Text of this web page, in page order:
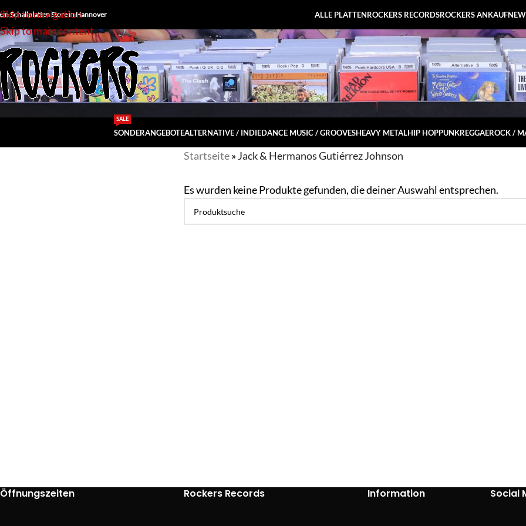
Skip to navigation
Skip to main content
Schallplatten Store in Hannover ALLE PLATTENROCKERS RECORDSROCKERS ANKAUF
SONDERANGEBOTE
SALE
ALTERNATIVE / INDIEDANCE MUSIC / GROOVESHEAVY METALHIP HOPPUNKREGGAEROCK /
Startseite» Jack & Hermanos Gutiérrez Johnson
Es wurden keine Produkte gefunden, die deiner Auswahl entsprechen.
Öffnungszeiten Rockers Records Information Social